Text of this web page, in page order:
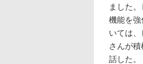
ました
機能を強
いては
さんが
話した。